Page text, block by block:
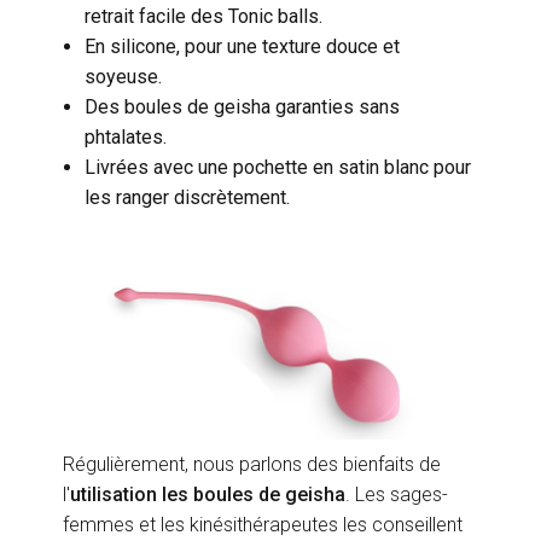
retrait facile des Tonic balls.
En silicone, pour une texture douce et
soyeuse.
Des boules de geisha garanties sans
phtalates.
Livrées avec une pochette en satin blanc pour
les ranger discrètement.
Régulièrement, nous parlons des bienfaits de
l'utilisation les boules de geisha . Les sages-
femmes et les kinésithérapeutes les conseillent